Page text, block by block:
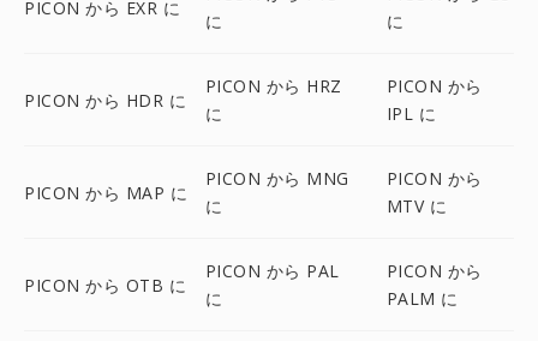
PICON から EXR に
に
に
PICON から HDR に
PICON から HRZ
に
PICON から
IPL に
PICON から MAP に
PICON から MNG
に
PICON から
MTV に
PICON から OTB に
PICON から PAL
に
PICON から
PALM に